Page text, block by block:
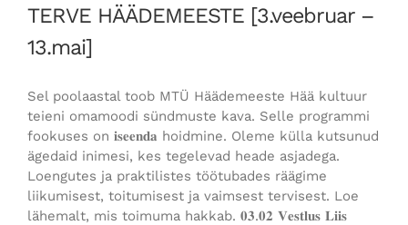
TERVE HÄÄDEMEESTE [3.veebruar –
13.mai]
Sel poolaastal toob MTÜ Häädemeeste Hää kultuur
teieni omamoodi sündmuste kava. Selle programmi
fookuses on 𝐢𝐬𝐞𝐞𝐧𝐝𝐚 hoidmine. Oleme külla kutsunud
ägedaid inimesi, kes tegelevad heade asjadega.
Loengutes ja praktilistes töötubades räägime
liikumisest, toitumisest ja vaimsest tervisest. Loe
lähemalt, mis toimuma hakkab. 𝟎𝟑.𝟎𝟐 𝐕𝐞𝐬𝐭𝐥𝐮𝐬 𝐋𝐢𝐢𝐬